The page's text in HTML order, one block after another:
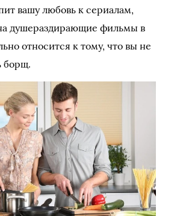
вашу любовь к сериалам,
душераздирающие фильмы в
относится к тому, что вы не
борщ.